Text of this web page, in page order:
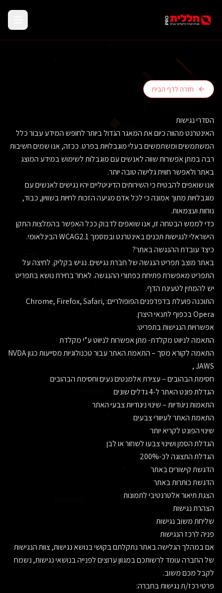
010110101
חזרה לדף הבית
הסדרי נגישות
האינטרנט מהווה כיום את המאגר הגדול ביותר לחופש המידע עבור כלל
המשתמשים ומשתמשים בעלי מוגבלויות בפרט. ככזה, אנו שמים חשיבות
רבה במתן אפשרות שווה לאנשים עם מוגבלות לשימוש במידע המוצג
באתר ולאפשר חווית גלישה טובה יותר.
אנו שואפים להבטיח כי השירותים הדיגיטליים יהיו נגישים לאנשים עם
מוגבלויות מתוך אמונה כי לכל אדם מגיעה הזכות לחיות בשוויון, כבוד,
נוחות ועצמאות.
כדי לממש הבטחה זו, אנו שואפים לדבוק ככל האפשר בהמלצות התקן
הישראלי לנגישות תכנים באינטרנט ובמסמך WCAG2.1 הבינלאומי.
כיצד עובדת ההנגשה באתר?
באתר מוצב תפריט הנגשה של חברת נגישים. נגיש בקליק. לחיצה על
התפריט מאפשרת פתיחת כפתורי ההנגשה. לאחר בחירת נושא בתפריט
יש להמתין לטעינת הדף.
התוכנה פועלת בדפדפנים הפופולריים: Chrome, Firefox, Safari,
Opera בכפוף לתנאי היצרן.
אפשרויות הנגישות בתפריט:
התאמה לניווט מקלדת- מתן אפשרות לניווט ע”י מקלדת
התאמה לקורא מסך – התאמת האתר עבור טכנולוגיות מסייעות כגון NVDA
, JAWS
חסימת הבהובים – עצירת אלמנטים נעים וחסימת הבהובים
הגדלת פונט האתר ל-4 גדלים שונים
התאמות ניגודיות – שינוי ניגודיות צבעי האתר
התאמת האתר לעיוורי צבעים
שינוי הפונט לקריא יותר
הגדלת הסמן ושינוי צבעו לשחור או לבן
הגדלת התצוגה לכ-200%
הדגשת קישורים באתר
הדגשת כותרות באתר
הצגת תיאור אלטרנטיבי לתמונות
הצהרת נגישות
שליחת משוב נגישות
פניה לרכז הנגישות
אם במהלך הגלישה באתר נתקלתם בקושי בנושא נגישות, צוות הנגישות
של החברה עומד לרשותכם במגוון ערוצים לפנייה בנושאי נגישות, נשמח
לקבל מכם משוב.
פרטי רכז/ת נגישות בחברה: